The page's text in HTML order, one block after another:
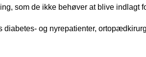
som de ikke behøver at blive indlagt
diabetes- og nyrepatienter,